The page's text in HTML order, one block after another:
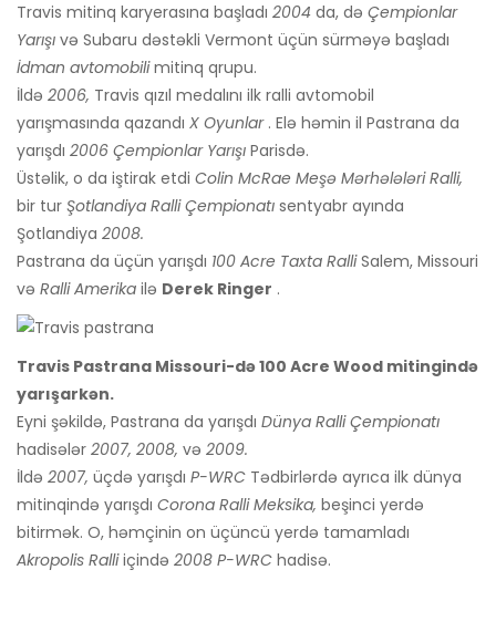
Travis mitinq karyerasına başladı 2004 da, də Çempionlar
Yarışı və Subaru dəstəkli Vermont üçün sürməyə başladı
İdman avtomobilimitinq qrupu.
İldə 2006, Travis qızıl medalını ilk ralli avtomobil
yarışmasında qazandı X Oyunlar. Elə həmin il Pastrana da
yarışdı 2006 Çempionlar Yarışı Parisdə.
Üstəlik, o da iştirak etdi Colin McRae Meşə Mərhələləri Ralli,
bir tur Şotlandiya Ralli Çempionatı sentyabr ayında
Şotlandiya 2008.
Pastrana da üçün yarışdı 100 Acre Taxta RalliSalem, Missouri
və Ralli Amerika ilə Derek Ringer .
Travis Pastrana Missouri-də 100 Acre Wood mitingində
yarışarkən.
Eyni şəkildə, Pastrana da yarışdı Dünya Ralli Çempionatı
hadisələr 2007, 2008, və 2009.
İldə 2007, üçdə yarışdı P-WRC Tədbirlərdə ayrıca ilk dünya
mitinqində yarışdı Corona Ralli Meksika, beşinci yerdə
bitirmək. O, həmçinin on üçüncü yerdə tamamladı
Akropolis Ralliiçində 2008 P-WRC hadisə.